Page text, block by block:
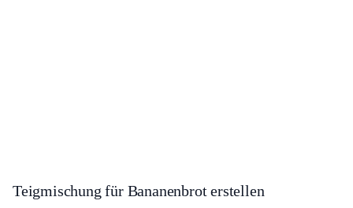
Teigmischung für Bananenbrot erstellen